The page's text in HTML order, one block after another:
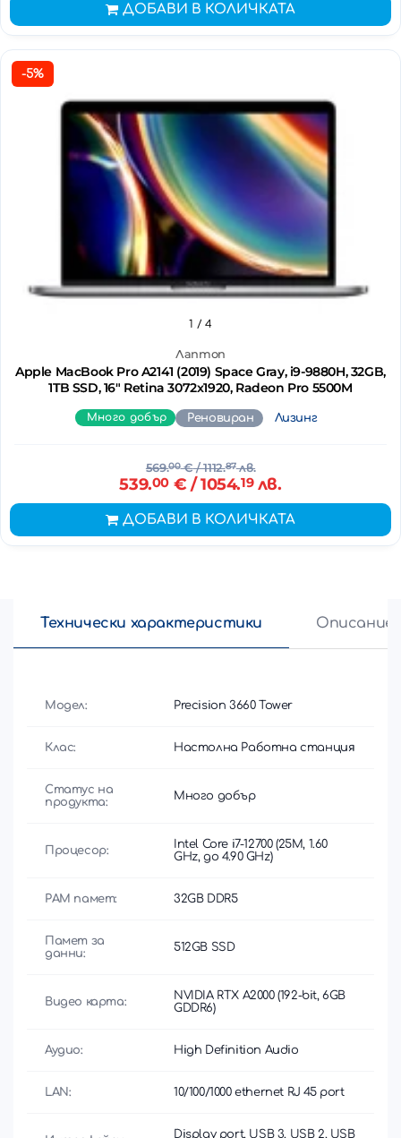
ДОБАВИ В КОЛИЧКАТА
-5%
Лаптоп
Apple MacBook Pro A2141 (2019) Space Gray, i9-9880H, 32GB,
1TB SSD, 16" Retina 3072x1920, Radeon Pro 5500M
1 / 4
Много добър Реновиран Лизинг
569.00€/ 1112.87лв.
539.00€ / 1054.19лв.
ДОБАВИ В КОЛИЧКАТА
Технически характеристики Описание
Модел: Precision 3660 Tower
Клас: Настолна Работна станция
Статус на
продукта:
Много добър
Процесор:
Intel Core i7-12700 (25M, 1.60
GHz, до 4.90 GHz)
РАМ памет: 32GB DDR5
Памет за
данни:
512GB SSD
Видео карта:
NVIDIA RTX A2000 (192-bit, 6GB
GDDR6)
Аудио: High Definition Audio
LAN: 10/100/1000 ethernet RJ 45 port
Display port, USB 3, USB 2, USB